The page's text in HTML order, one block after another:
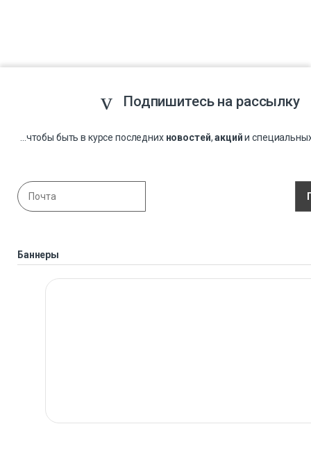
Подпишитесь на рассылку
...чтобы быть в курсе последних новостей,акцийи
Баннеры